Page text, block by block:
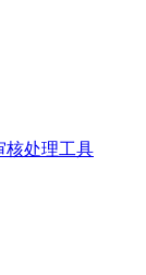
核处理工具